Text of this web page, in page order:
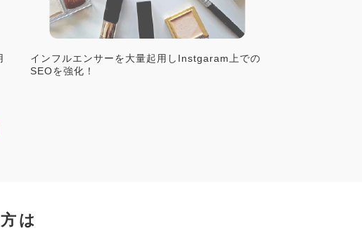
インフルエンサーを大量起用しInstgaram上での
SEOを強化！
は